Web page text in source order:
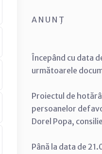
A N U N Ţ
Începând cu data
următoarele
Proiectul de
persoanelor
Dorel Popa,
Până la data de